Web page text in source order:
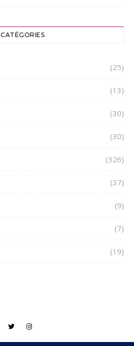
CATÉGORIES
(25)
(13)
(30)
(30)
(326)
(37)
(9)
(7)
(19)